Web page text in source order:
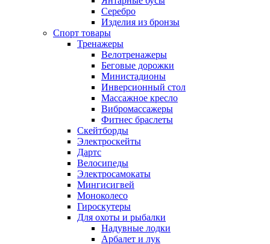
Серебро
Изделия из бронзы
Спорт товары
Тренажеры
Велотренажеры
Беговые дорожки
Министадионы
Инверсионный стол
Массажное кресло
Вибромассажеры
Фитнес браслеты
Скейтборды
Электроскейты
Дартс
Велосипеды
Электросамокаты
Мингисигвей
Моноколесо
Гироскутеры
Для охоты и рыбалки
Надувные лодки
Арбалет и лук